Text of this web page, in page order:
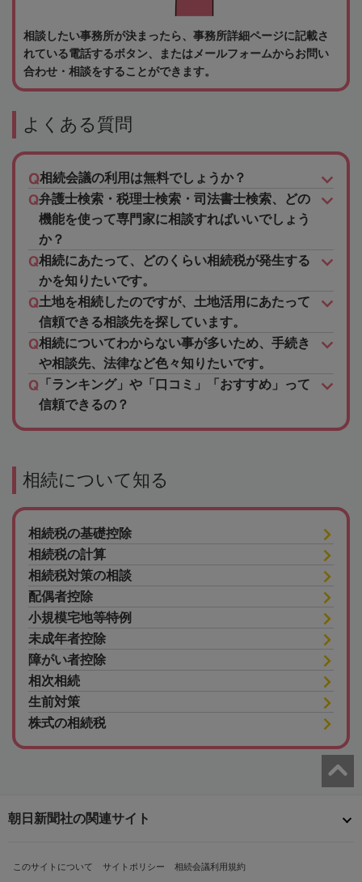
相談したい事務所が決まったら、事務所詳細ページに記載さ
れている電話するボタン、またはメールフォームからお問い
合わせ・相談をすることができます。
よくある質問
相続会議の利用は無料でしょうか？
弁護士検索・税理士検索・司法書士検索、どの
機能を使って専門家に相談すればいいでしょう
か？
相続にあたって、どのくらい相続税が発生する
かを知りたいです。
土地を相続したのですが、土地活用にあたって
信頼できる相談先を探しています。
相続についてわからない事が多いため、手続き
や相談先、法律など色々知りたいです。
「ランキング」や「口コミ」「おすすめ」って
信頼できるの？
相続について知る
相続税の基礎控除
相続税の計算
相続税対策の相談
配偶者控除
小規模宅地等特例
未成年者控除
障がい者控除
相次相続
生前対策
株式の相続税
朝日新聞社の関連サイト
このサイトについて サイトポリシー 相続会議利用規約